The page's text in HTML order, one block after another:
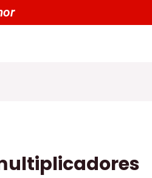
menor